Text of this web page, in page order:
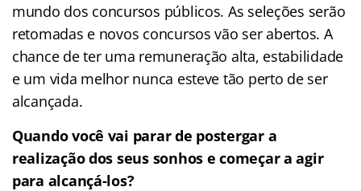
mundo dos concursos públicos. As seleções serão
retomadas e novos concursos vão ser abertos. A
chance de ter uma remuneração alta, estabilidade
e um vida melhor nunca esteve tão perto de ser
alcançada.
Quando você vai parar de postergar a
realização dos seus sonhos e começar a agir
para alcançá-los?